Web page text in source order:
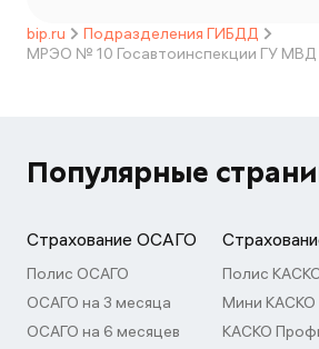
bip.ru
Подразделения ГИБДД
Популярные
Страхование ОСАГО
Полис ОСАГО
ОСАГО на 3 месяца
ОСАГО на 6 месяцев
Полис
Мини КАСКО
КАСКО